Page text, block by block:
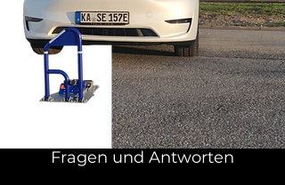
Fragen und Antworten